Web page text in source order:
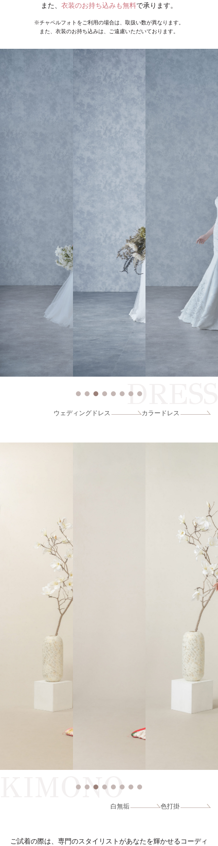
また、 衣装のお持ち込みも無料で承ります。
※チャペルフォトをご利用の場合は、取扱い数が異なります。
また、衣装のお持ち込みは、ご遠慮いただいております。
DRESS
ウェディングドレス カラードレス
KIMONO
白無垢 色打掛
ご試着の際は、専門のスタイリストがあなたを輝かせるコーディ